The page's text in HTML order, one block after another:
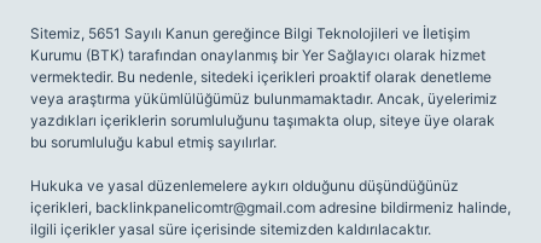
Sitemiz, 5651 Sayılı Kanun gereğince Bilgi Teknolojileri ve İletişim
Kurumu (BTK) tarafından onaylanmış bir Yer Sağlayıcı olarak hizmet
vermektedir. Bu nedenle, sitedeki içerikleri proaktif olarak denetleme
veya araştırma yükümlülüğümüz bulunmamaktadır. Ancak, üyelerimiz
yazdıkları içeriklerin sorumluluğunu taşımakta olup, siteye üye olarak
bu sorumluluğu kabul etmiş sayılırlar.
Hukuka ve yasal düzenlemelere aykırı olduğunu düşündüğünüz
içerikleri, backlinkpanelicomtr@gmail.com adresine bildirmeniz halinde,
ilgili içerikler yasal süre içerisinde sitemizden kaldırılacaktır.